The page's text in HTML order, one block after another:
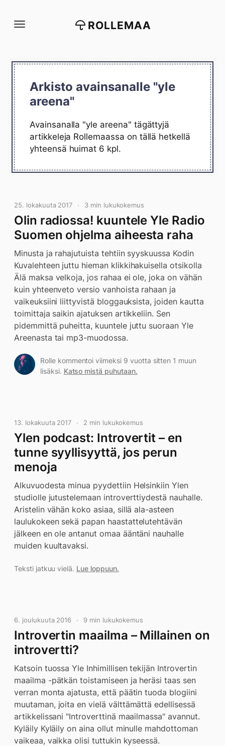
suoraan
ROLLEMAA
Arkisto avainsanalle "yle
areena"
Avainsanalla "yle areena" tägättyjä
artikkeleja Rollemaassa on tällä hetkellä
yhteensä huimat 6 kpl.
25. lokakuuta 2017 3 min lukukokemus
Olin radiossa! kuuntele Yle Radio
Suomen ohjelma aiheesta raha
Minusta ja rahajutuista tehtiin syyskuussa Kodin
Kuvalehteen juttu hieman klikkihakuisella otsikolla
Älä maksa velkoja, jos rahaa ei ole, joka on vähän
kuin yhteenveto versio vanhoista rahaan ja
vaikeuksiini liittyvistä bloggauksista, joiden kautta
toimittaja saikin ajatuksen artikkeliin. Sen
pidemmittä puheitta, kuuntele juttu suoraan Yle
Areenasta tai mp3-muodossa.
Rolle kommentoi viimeksi 9 vuotta sitten 1 muun
lisäksi. Katso mistä puhutaan.
13. lokakuuta 2017 2 min lukukokemus
Ylen podcast: Introvertit – en
tunne syyllisyyttä, jos perun
menoja
Alkuvuodesta minua pyydettiin Helsinkiin Ylen
studiolle jutustelemaan introverttiydestä nauhalle.
Aristelin vähän koko asiaa, sillä ala-asteen
laulukokeen sekä papan haastattelutehtävän
jälkeen en ole antanut omaa ääntäni nauhalle
muiden kuultavaksi.
Teksti jatkuu vielä. Lue loppuun.
6. joulukuuta 2016 9 min lukukokemus
Introvertin maailma – Millainen on
introvertti?
Katsoin tuossa Yle Inhimillisen tekijän Introvertin
maailma -pätkän toistamiseen ja heräsi taas sen
verran monta ajatusta, että päätin tuoda blogiini
muutaman, joita en vielä välttämättä edellisessä
artikkelissani "Introverttinä maailmassa" avannut.
Kyläily Kyläily on aina ollut minulle mahdottoman
vaikeaa, vaikka olisi tuttukin kyseessä.